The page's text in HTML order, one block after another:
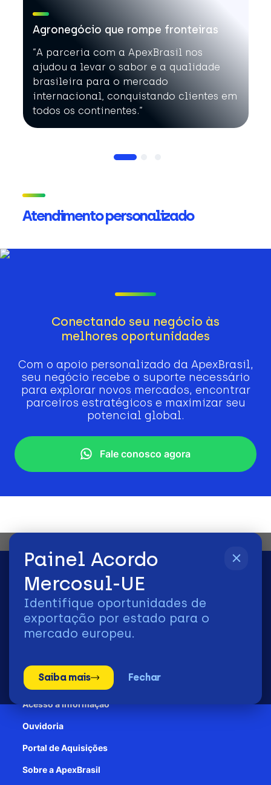
Agronegócio que rompe fronteiras
”A parceria com a ApexBrasil nos
ajudou a levar o sabor e a qualidade
brasileira para o mercado
internacional, conquistando clientes em
todos os continentes.”
Atendimento personalizado
Conectando seu negócio às
melhores oportunidades
Com o apoio personalizado da ApexBrasil,
seu negócio recebe o suporte necessário
para explorar novos mercados, encontrar
parceiros estratégicos e maximizar seu
potencial global.
Fale conosco agora
Painel Acordo
Mercosul-UE
Identifique oportunidades de
exportação por estado para o
mercado europeu.
Saiba mais Fechar
2026 | © Todos os Direitos Reservados - ApexBrasil
Patrocínio
Acesso à informação
Ouvidoria
Portal de Aquisições
Sobre a ApexBrasil